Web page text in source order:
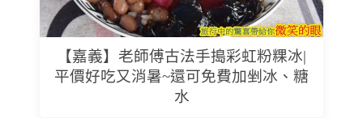
【嘉義】老師傅古法手搗彩虹粉粿冰|
平價好吃又消暑~還可免費加剉冰、糖
水